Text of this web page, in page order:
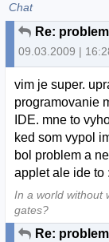
Chat
Re:
09.03.2009 |
vim je super.
programovanie
IDE. mne to
ked som vypol
bol problem a
applet ale ide to
In a world without
gates?
Re: